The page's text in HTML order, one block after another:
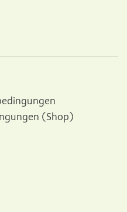
(Shop)